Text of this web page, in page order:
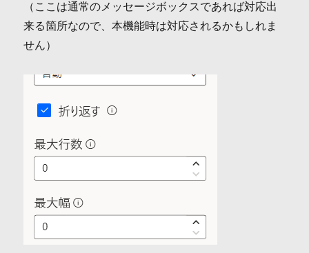
（ここは通常のメッセージボックスであれば対応出
来る箇所なので、本機能時は対応されるかもしれま
せん）